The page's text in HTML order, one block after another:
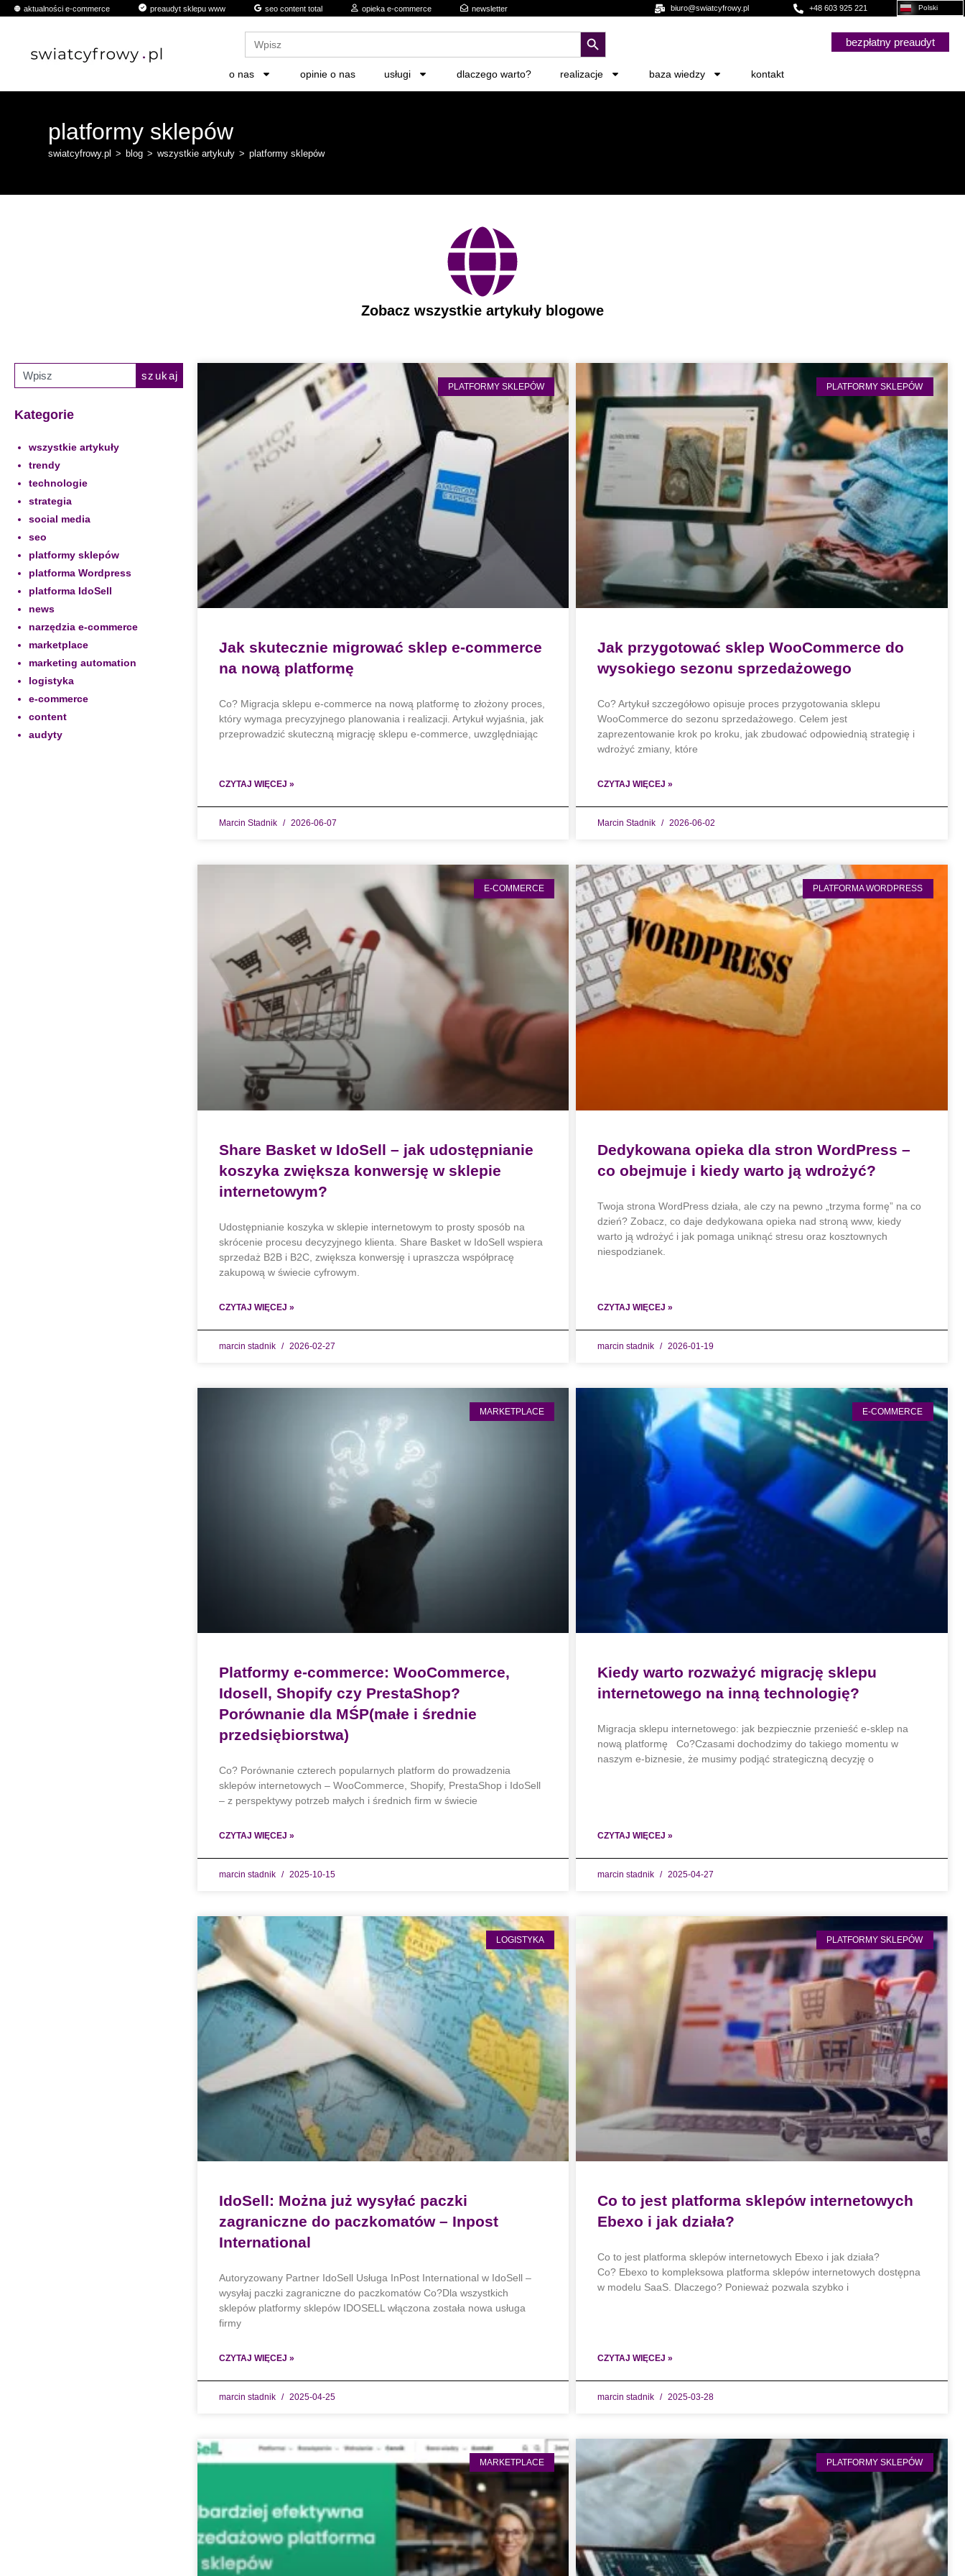
aktualności e-commerce preaudyt sklepu www seo content total opieka e-commerce newsletter biuro@swiatcyfrowy.pl +48 603 925 221 Polski
Search
for:
search button
bezpłatny preaudyt
o nas opinie o nas usługi dlaczego warto? realizacje baza wiedzy kontakt
platformy sklepów
swiatcyfrowy.pl > blog > wszystkie artykuły > platformy sklepów
Zobacz wszystkie artykuły blogowe
szukaj
Kategorie
wszystkie artykuły
trendy
technologie
strategia
social media
seo
platformy sklepów
platforma Wordpress
platforma IdoSell
news
narzędzia e-commerce
marketplace
marketing automation
logistyka
e-commerce
content
audyty
PLATFORMY SKLEPÓW
Jak skutecznie migrować sklep e-commerce
na nową platformę
Co? Migracja sklepu e-commerce na nową platformę to złożony proces,
który wymaga precyzyjnego planowania i realizacji. Artykuł wyjaśnia, jak
przeprowadzić skuteczną migrację sklepu e-commerce, uwzględniając
CZYTAJ WIĘCEJ »
Marcin Stadnik 2026-06-07
PLATFORMY SKLEPÓW
Jak przygotować sklep WooCommerce do
wysokiego sezonu sprzedażowego
Co? Artykuł szczegółowo opisuje proces przygotowania sklepu
WooCommerce do sezonu sprzedażowego. Celem jest
zaprezentowanie krok po kroku, jak zbudować odpowiednią strategię i
wdrożyć zmiany, które
CZYTAJ WIĘCEJ »
Marcin Stadnik 2026-06-02
E-COMMERCE
Share Basket w IdoSell – jak udostępnianie
koszyka zwiększa konwersję w sklepie
internetowym?
Udostępnianie koszyka w sklepie internetowym to prosty sposób na
skrócenie procesu decyzyjnego klienta. Share Basket w IdoSell wspiera
sprzedaż B2B i B2C, zwiększa konwersję i upraszcza współpracę
zakupową w świecie cyfrowym.
CZYTAJ WIĘCEJ »
marcin stadnik 2026-02-27
PLATFORMA WORDPRESS
Dedykowana opieka dla stron WordPress –
co obejmuje i kiedy warto ją wdrożyć?
Twoja strona WordPress działa, ale czy na pewno „trzyma formę” na co
dzień? Zobacz, co daje dedykowana opieka nad stroną www, kiedy
warto ją wdrożyć i jak pomaga uniknąć stresu oraz kosztownych
niespodzianek.
CZYTAJ WIĘCEJ »
marcin stadnik 2026-01-19
MARKETPLACE
Platformy e-commerce: WooCommerce,
Idosell, Shopify czy PrestaShop?
Porównanie dla MŚP(małe i średnie
przedsiębiorstwa)
Co? Porównanie czterech popularnych platform do prowadzenia
sklepów internetowych – WooCommerce, Shopify, PrestaShop i IdoSell
– z perspektywy potrzeb małych i średnich firm w świecie
CZYTAJ WIĘCEJ »
marcin stadnik 2025-10-15
E-COMMERCE
Kiedy warto rozważyć migrację sklepu
internetowego na inną technologię?
Migracja sklepu internetowego: jak bezpiecznie przenieść e-sklep na
nową platformę Co?Czasami dochodzimy do takiego momentu w
naszym e-biznesie, że musimy podjąć strategiczną decyzję o
CZYTAJ WIĘCEJ »
marcin stadnik 2025-04-27
LOGISTYKA
IdoSell: Można już wysyłać paczki
zagraniczne do paczkomatów – Inpost
International
Autoryzowany Partner IdoSell Usługa InPost International w IdoSell –
wysyłaj paczki zagraniczne do paczkomatów Co?Dla wszystkich
sklepów platformy sklepów IDOSELL włączona została nowa usługa
firmy
CZYTAJ WIĘCEJ »
marcin stadnik 2025-04-25
PLATFORMY SKLEPÓW
Co to jest platforma sklepów internetowych
Ebexo i jak działa?
Co to jest platforma sklepów internetowych Ebexo i jak działa?
Co? Ebexo to kompleksowa platforma sklepów internetowych dostępna
w modelu SaaS. Dlaczego? Ponieważ pozwala szybko i
CZYTAJ WIĘCEJ »
marcin stadnik 2025-03-28
MARKETPLACE PLATFORMY SKLEPÓW